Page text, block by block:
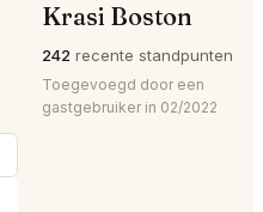
Krasi Boston
242 recente standpunten
Toegevoegd door een
gastgebruiker in 02/2022